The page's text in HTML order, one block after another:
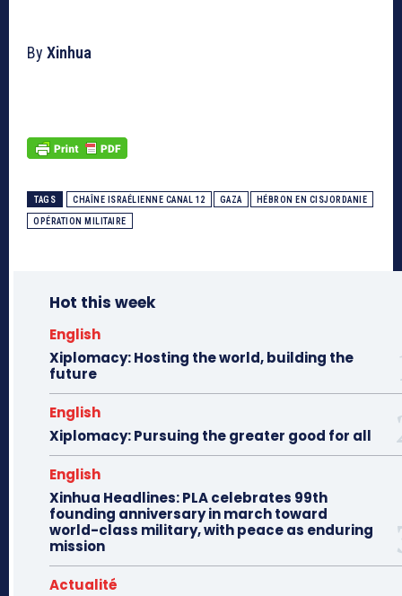
By Xinhua
TAGS CHAÎNE ISRAÉLIENNE CANAL 12 GAZA HÉBRON EN CISJORDANIE
OPÉRATION MILITAIRE
Hot this week
English
Xiplomacy: Hosting the world, building the
future
English
Xiplomacy: Pursuing the greater good for all
English
Xinhua Headlines: PLA celebrates 99th
founding anniversary in march toward
world-class military, with peace as enduring
mission
Actualité